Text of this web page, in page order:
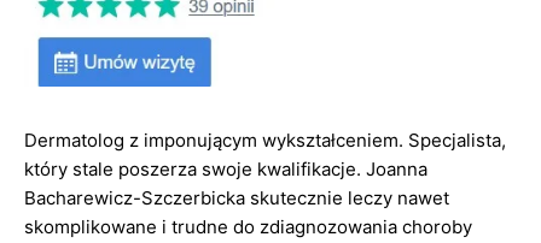
Dermatolog z imponującym wykształceniem. Specjalista,
który stale poszerza swoje kwalifikacje. Joanna
Bacharewicz-Szczerbicka skutecznie leczy nawet
skomplikowane i trudne do zdiagnozowania choroby